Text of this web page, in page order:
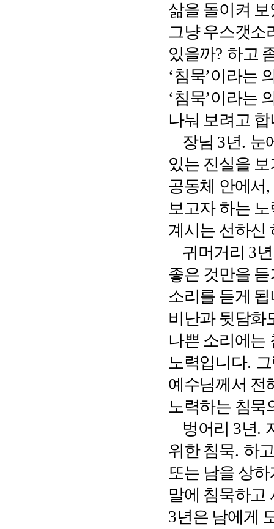
삶을 돌이켜
그냥 우스갯소
있을까? 하고
‘침묵’이라는
‘침묵’이라는
나눠 보려고
장님 3년. 눈
있는 진실을
공동체 안에서 ,
보고자 하는
계시는 선하신
귀머거리 3년
좋은 것만을
소리를 듣게 됩
비난과 뒷담화
나쁜 소리에는
노력입니다.
예수님께서 전
노력하는 침묵
벙어리 3년.
위한 침묵. 하
또는 남을 상
말에 침묵하고
3년은 남에게